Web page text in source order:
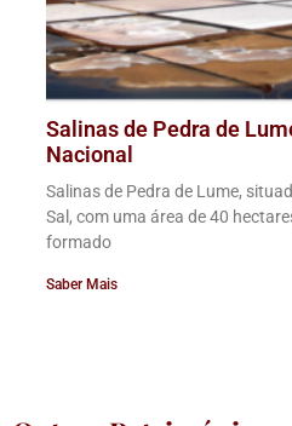
Salinas de Pedra de
Nacional
Salinas de Pedra de Lume,
Sal, com uma área de 40
formado
Saber Mais